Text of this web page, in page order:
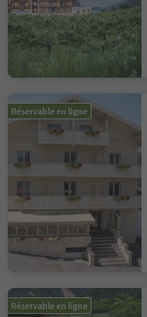
Réservable en ligne
Réservable en ligne